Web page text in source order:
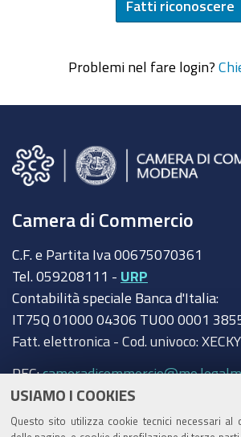
USIAMO I COOKIES
Questo sito utilizza cookie tecnici necessari al
Problemi nel fare login?
Camera di Commercio
C.F. e Partita Iva 00675070361
Tel. 059208111 - URP
Contabilità speciale Banca d'Italia:
IT75Q 01000 04306 TU00 0001
Fatt. elettronica - Cod. univoco:
PEC:
Trasparenza